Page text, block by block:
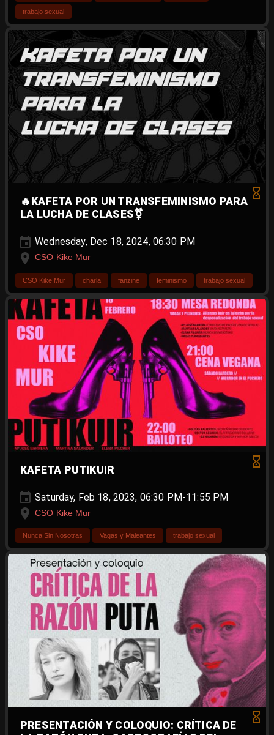
trabajo sexual
🔥KAFETA POR UN TRANSFEMINISMO PARA
LA LUCHA DE CLASES⚧️
Wednesday, Dec 18, 2024, 06:30 PM
CSO Kike Mur
CSO Kike Mur charla fanzine feminismo trabajo sexual
KAFETA PUTIKUIR
Saturday, Feb 18, 2023, 06:30 PM-11:55 PM
CSO Kike Mur
Nunca Sin Nosotras Vagas y Maleantes trabajo sexual
PRESENTACIÓN Y COLOQUIO: CRÍTICA DE